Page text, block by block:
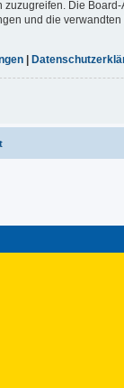
zuzugreifen. Die
und die
|